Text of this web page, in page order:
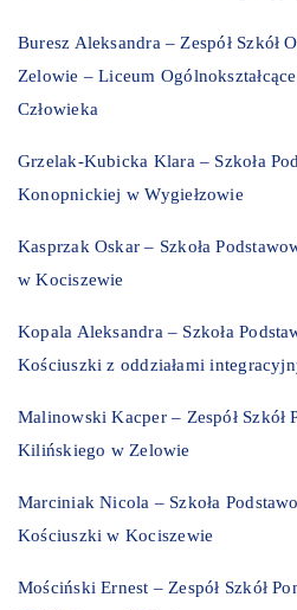
Buresz Aleksandra – Zespół Szkół
Zelowie – Liceum
Człowieka
Grzelak-Kubicka Klara – Szkoła
Konopnickiej w Wygiełzowie
Kasprzak Oskar – Szkoła
w Kociszewie
Kopala Aleksandra – Szkoła
Kościuszki z oddziałami
Malinowski Kacper – Zespół Szkół
Kilińskiego w Zelowie
Marciniak Nicola – Szkoła
Kościuszki w Kociszewie
Mościński Ernest – Zespół Szkół